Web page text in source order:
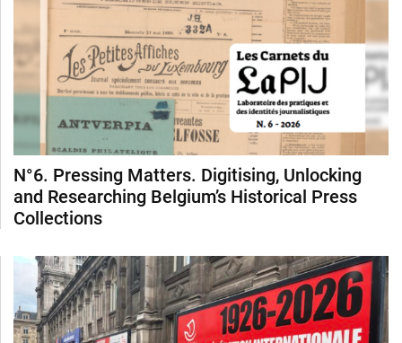
N°6. Pressing Matters. Digitising, Unlocking
and Researching Belgium’s Historical Press
Collections